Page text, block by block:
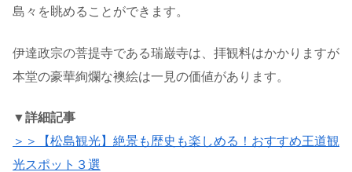
島々を眺めることができます。
伊達政宗の菩提寺である瑞巌寺は、拝観料はかかりますが
本堂の豪華絢爛な襖絵は一見の価値があります。
▼詳細記事
＞＞【松島観光】絶景も歴史も楽しめる！おすすめ王道観
光スポット３選